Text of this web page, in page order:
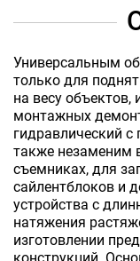
Универсальным
только для
на весу
монтажных
гидравлический
также незаменим
съемниках, для
сайлентблоков и
устройства с
натяжения
изготовлении
конструкций.